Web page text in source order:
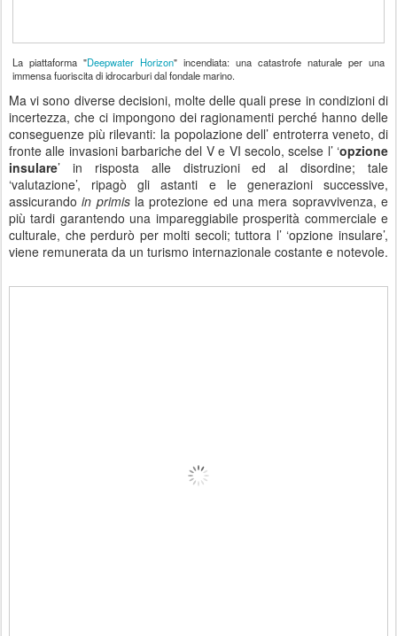
La piattaforma "Deepwater Horizon" incendiata: una catastrofe naturale per una
immensa fuoriscita di idrocarburi dal fondale marino.
Ma vi sono diverse decisioni, molte delle quali prese in condizioni di
incertezza, che ci impongono dei ragionamenti perché hanno delle
conseguenze più rilevanti: la popolazione dell’ entroterra veneto, di
fronte alle invasioni barbariche del V e VI secolo, scelse l’ ‘opzione
insulare’ in risposta alle distruzioni ed al disordine; tale
‘valutazione’, ripagò gli astanti e le generazioni successive,
assicurandoin primisla protezione ed una mera sopravvivenza, e
più tardi garantendo una impareggiabile prosperità commerciale e
culturale, che perdurò per molti secoli; tuttora l’ ‘opzione insulare’,
viene remunerata da un turismo internazionale costante e notevole.